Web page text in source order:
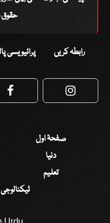
حقوق
رابطہ کریں پرائیویسی
Facebook
صفحۂ اول
دنیا
تعلیم
ٹیکنالوجی
Urdu